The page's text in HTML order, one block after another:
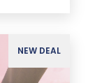
NEW DEAL